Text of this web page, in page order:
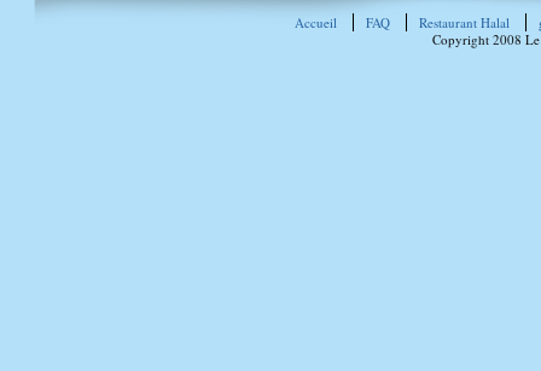
Accueil FAQ Restaurant Halal
Copyright 2008